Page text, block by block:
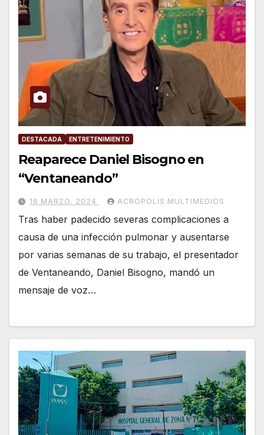
DESTACADA ENTRETENIMIENTO
Reaparece Daniel Bisogno en
“Ventaneando”
16 MARZO, 2024 ACRÓPOLIS MULTIMEDIOS
Tras haber padecido severas complicaciones a
causa de una infección pulmonar y ausentarse
por varias semanas de su trabajo, el presentador
de Ventaneando, Daniel Bisogno, mandó un
mensaje de voz…